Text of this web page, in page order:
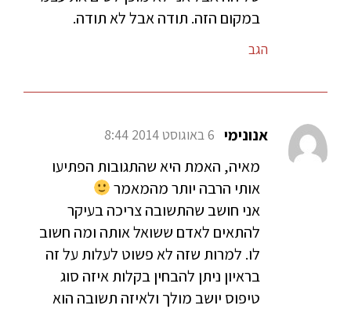
במקום הזה. תודה אבל לא תודה.
הגב
אנונימי 6 באוגוסט 2014 8:44
מאיה, האמת היא שהתגובות הפתיעו
אותי הרבה יותר מהמאמר
אני חושב שהתשובה צריכה בעיקר
להתאים לאדם ששואל אותה ומה חשוב
לו. למרות שזה לא פשוט לעלות על זה
בראיון ניתן להבחין בקלות איזה סוג
טיפוס יושב מולך ולאיזה תשובה הוא